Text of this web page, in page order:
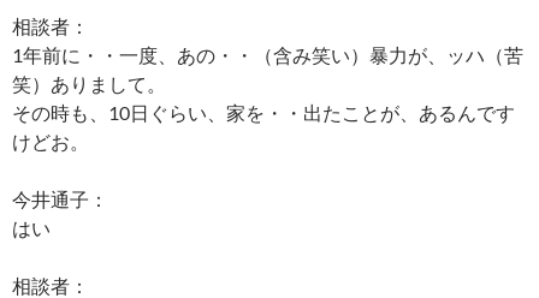
相談者：
1年前に・・一度、あの・・（含み笑い）暴力が、ッハ（苦
笑）ありまして。
その時も、10日ぐらい、家を・・出たことが、あるんです
けどお。
今井通子：
はい
相談者：